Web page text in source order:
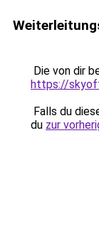
Die von dir
https://
Falls du
du zur